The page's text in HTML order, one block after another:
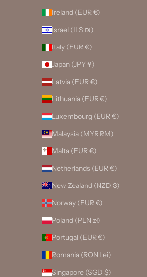
Ireland (EUR €)
Israel (ILS ₪)
Italy (EUR €)
Japan (JPY ¥)
Latvia (EUR €)
Lithuania (EUR €)
Luxembourg (EUR €)
Malaysia (MYR RM)
Malta (EUR €)
Netherlands (EUR €)
New Zealand (NZD $)
Norway (EUR €)
Poland (PLN zł)
Portugal (EUR €)
Romania (RON Lei)
Singapore (SGD $)